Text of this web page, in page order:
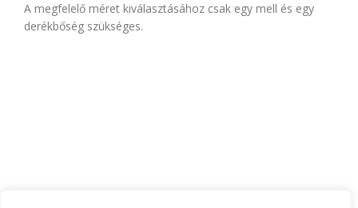
A megfelelő méret kiválasztásához csak egy mell és egy
derékbőség szükséges.